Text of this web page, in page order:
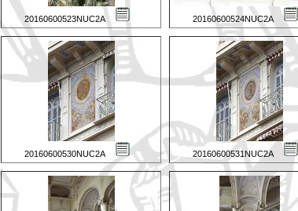
20160600523NUC2A 20160600524NUC2A
20160600530NUC2A 20160600531NUC2A